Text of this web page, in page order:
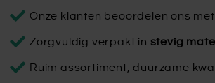
Onze klanten beoordelen ons
Zorgvuldig verpakt in stevig
Ruim assortiment, duurzame